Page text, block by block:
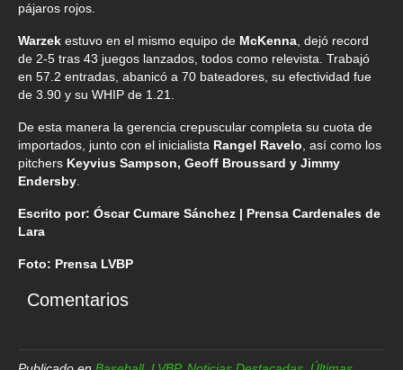
pájaros rojos.
Warzek estuvo en el mismo equipo de McKenna, dejó record
de 2-5 tras 43 juegos lanzados, todos como relevista. Trabajó
en 57.2 entradas, abanicó a 70 bateadores, su efectividad fue
de 3.90 y su WHIP de 1.21.
De esta manera la gerencia crepuscular completa su cuota de
importados, junto con el inicialista Rangel Ravelo, así como los
pitchers Keyvius Sampson, Geoff Broussard y Jimmy
Endersby.
Escrito por: Óscar Cumare Sánchez | Prensa Cardenales de
Lara
Foto: Prensa LVBP
Comentarios